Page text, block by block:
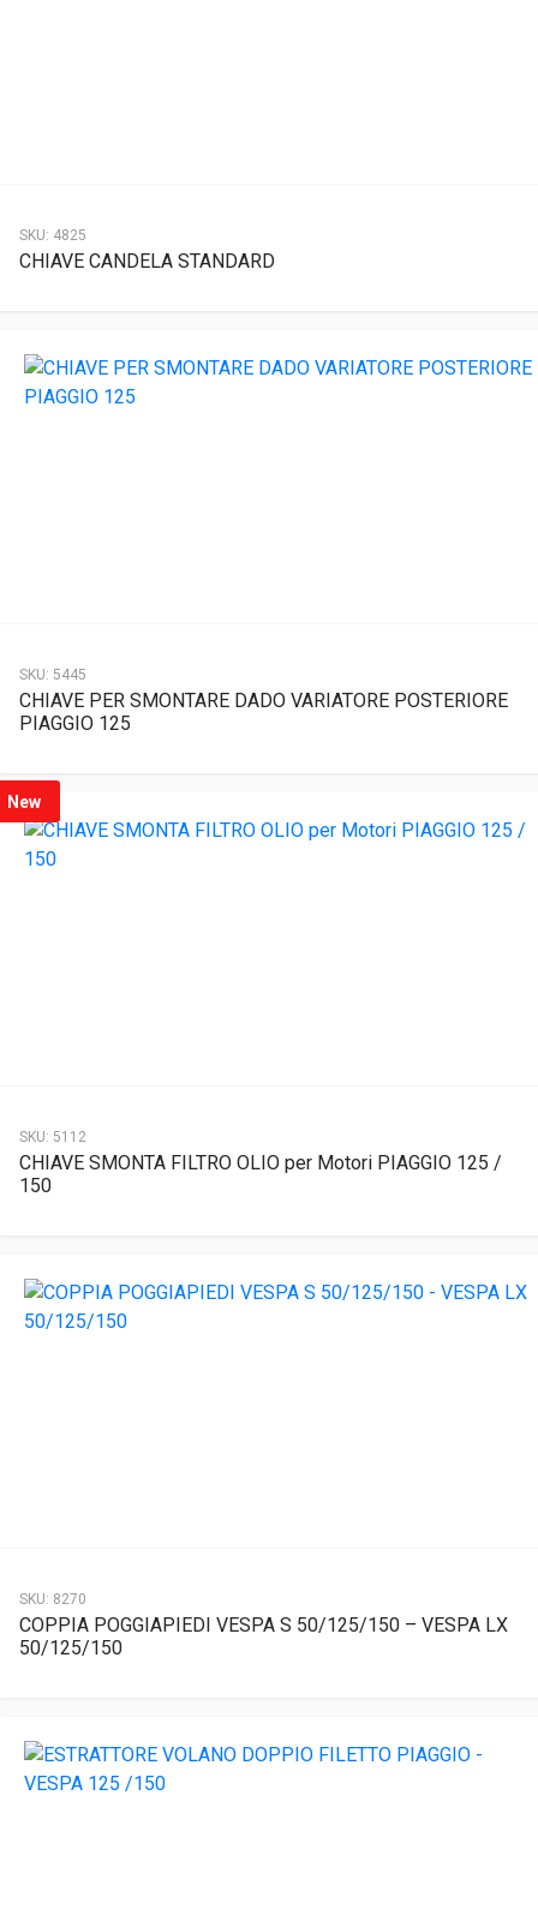
SKU: 4825
CHIAVE CANDELA STANDARD
SKU: 5445
CHIAVE PER SMONTARE DADO VARIATORE POSTERIORE
PIAGGIO 125
New
SKU: 5112
CHIAVE SMONTA FILTRO OLIO per Motori PIAGGIO 125 /
150
SKU: 8270
COPPIA POGGIAPIEDI VESPA S 50/125/150 – VESPA LX
50/125/150